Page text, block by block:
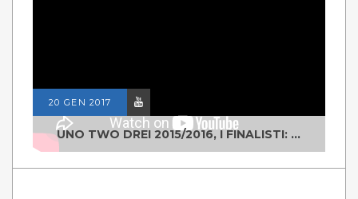
20 GEN 2017
UNO TWO DREI 2015/2016, I FINALISTI: CLASSE IV ALS ISTITUTO "DEGASPERI" BORGO VALSUGANA